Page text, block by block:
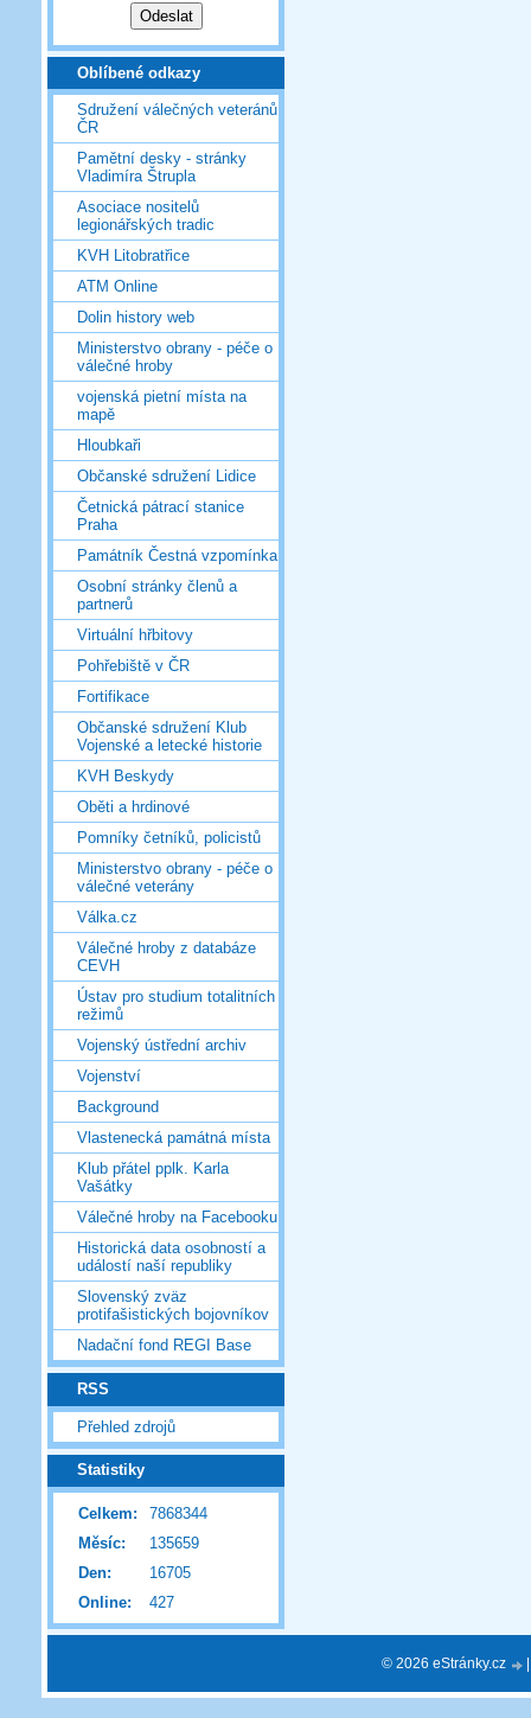
Oblíbené odkazy
Sdružení válečných veteránů
ČR
Pamětní desky - stránky
Vladimíra Štrupla
Asociace nositelů
legionářských tradic
KVH Litobratřice
ATM Online
Dolin history web
Ministerstvo obrany - péče o
válečné hroby
vojenská pietní místa na
mapě
Hloubkaři
Občanské sdružení Lidice
Četnická pátrací stanice
Praha
Památník Čestná vzpomínka
Osobní stránky členů a
partnerů
Virtuální hřbitovy
Pohřebiště v ČR
Fortifikace
Občanské sdružení Klub
Vojenské a letecké historie
KVH Beskydy
Oběti a hrdinové
Pomníky četníků, policistů
Ministerstvo obrany - péče o
válečné veterány
Válka.cz
Válečné hroby z databáze
CEVH
Ústav pro studium totalitních
režimů
Vojenský ústřední archiv
Vojenství
Background
Vlastenecká památná místa
Klub přátel pplk. Karla
Vašátky
Válečné hroby na Facebooku
Historická data osobností a
událostí naší republiky
Slovenský zväz
protifašistických bojovníkov
Nadační fond REGI Base
RSS
Přehled zdrojů
Statistiky
Online: 427
Celkem:
7868344
Měsíc:
135659
Den:
16705
© 2026 eStránky.cz